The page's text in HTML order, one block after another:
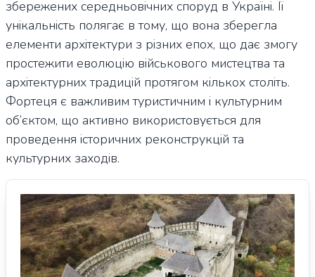
збережених середньовічних споруд в Україні. Її
унікальність полягає в тому, що вона зберегла
елементи архітектури з різних епох, що дає змогу
простежити еволюцію військового мистецтва та
архітектурних традицій протягом кількох століть.
Фортеця є важливим туристичним і культурним
об’єктом, що активно використовується для
проведення історичних реконструкцій та
культурних заходів.